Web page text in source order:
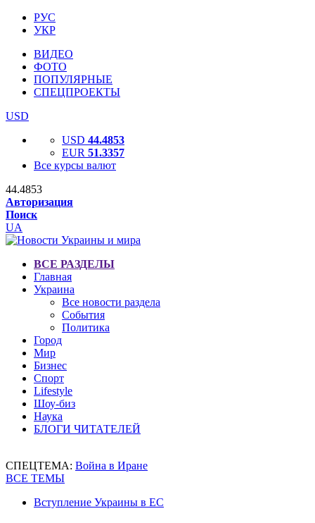
РУС
УКР
ВИДЕО
ФОТО
ПОПУЛЯРНЫЕ
СПЕЦПРОЕКТЫ
USD
USD 44.4853
EUR 51.3357
Все курсы валют
44.4853
Авторизация
Поиск
UA
ВСЕ РАЗДЕЛЫ
Главная
Украина
Все новости раздела
События
Политика
Город
Мир
Бизнес
Спорт
Lifestyle
Шоу-биз
Наука
БЛОГИ ЧИТАТЕЛЕЙ
СПЕЦТЕМА: Война в Иране
ВСЕ ТЕМЫ
Вступление Украины в ЕС